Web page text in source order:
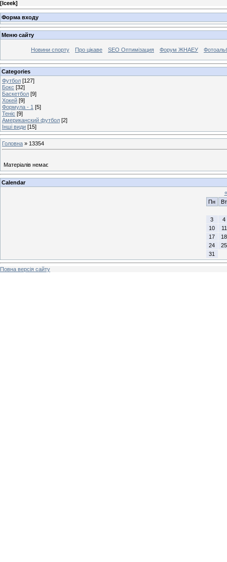
[Iceek]
Форма входу
Меню сайту
Новини спорту Про цікаве SEO Оптимізация Форум ЖНАЕУ
Categories
Футбол [127]
Бокс [32]
Баскетбол [9]
Хокей [9]
Формула - 1 [5]
Теніс [9]
Американский футбол [2]
Інші види [15]
Головна » 13354
Матеріалів немає
Calendar
«
Пн
Вт
3
4
10
11
17
18
24
25
31
Повна версія сайту